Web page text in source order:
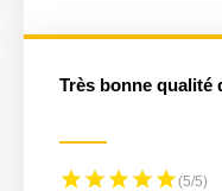
Très bonne qualité
(5/5)